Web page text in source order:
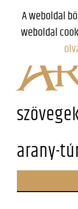
arany-
A weboldal
weboldal